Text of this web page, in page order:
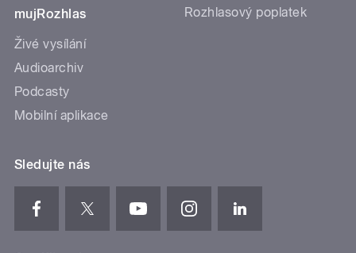
mujRozhlas
Živé vysílání
Audioarchiv
Podcasty
Mobilní aplikace
Rozhlasový poplatek
Sledujte nás